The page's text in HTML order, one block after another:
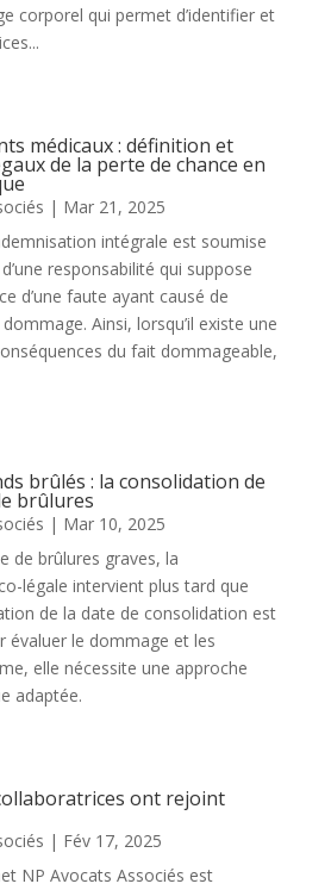
corporel qui permet d’identifier et
médicaux : définition et
de la perte de chance en
| Mar 21, 2025
intégrale est soumise
responsabilité qui suppose
d’une faute ayant causé de
Ainsi, lorsqu’il existe une
du fait dommageable,
brûlés : la consolidation de
brûlures
| Mar 10, 2025
de brûlures graves, la
légale intervient plus tard que
de la date de consolidation est
évaluer le dommage et les
elle nécessite une approche
adaptée.
ont rejoint
| Fév 17, 2025
NP Avocats Associés est